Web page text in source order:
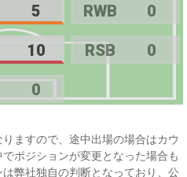
5 RWB 0
10 RSB 0
0
ますので、途中出場の場合はカウ
ポジションが変更となった場合も
弊社独自の判断となっており、公